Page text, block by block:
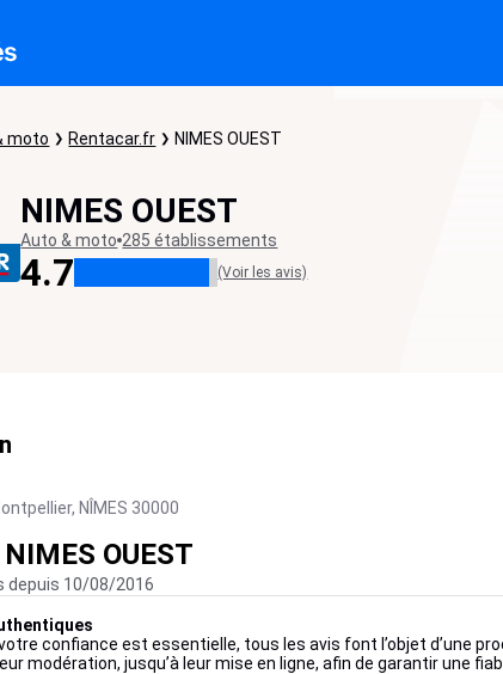
moto Rentacar.fr NIMES OUEST
NIMES OUEST
Auto & moto 285 établissements
4.7 (Voir les avis)
NÎMES 30000
OUEST
depuis 10/08/2016
confiance est essentielle, tous les avis font l’objet d’une
modération, jusqu’à leur mise en ligne, afin de garantir une